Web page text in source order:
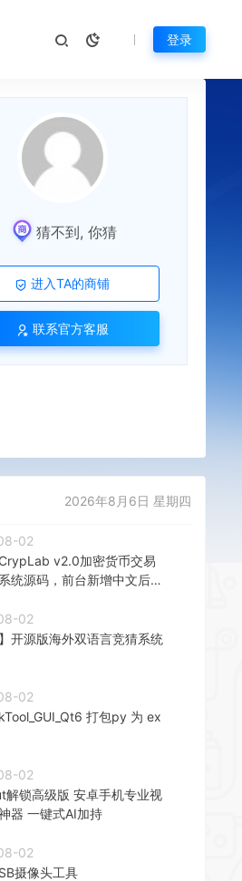
登录
猜不到, 你猜
进入TA的商铺
联系官方客服
2026年8月6日 星期四
02
v2.0加密货币交易
统源码，前台新增中文后台
02
】开源版海外双语言竞猜系统
02
打包py 为 ex
02
解锁高级版 安卓手机专业视
器 一键式AI加持
02
摄像头工具